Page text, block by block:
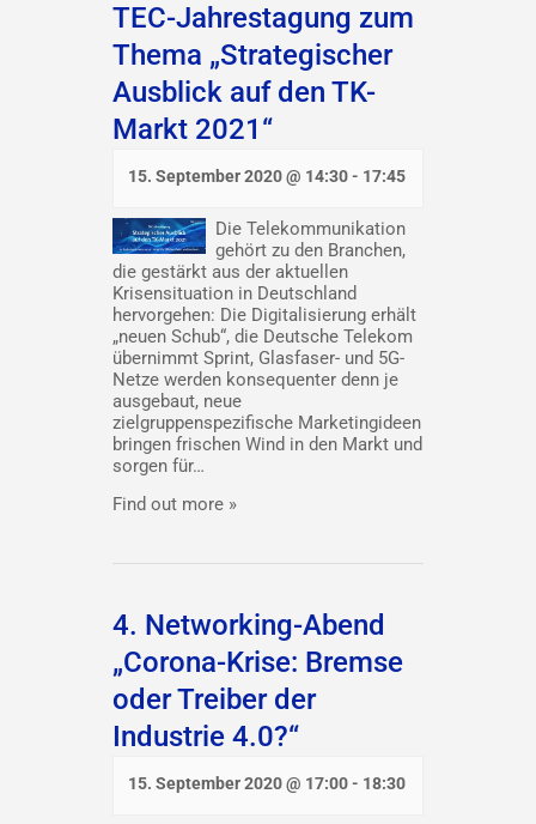
TEC-Jahrestagung zum
Thema „Strategischer
Ausblick auf den TK-
Markt 2021“
15. September 2020 @ 14:30- 17:45
Die Telekommunikation
gehört zu den Branchen,
die gestärkt aus der aktuellen
Krisensituation in Deutschland
hervorgehen: Die Digitalisierung erhält
„neuen Schub“, die Deutsche Telekom
übernimmt Sprint, Glasfaser- und 5G-
Netze werden konsequenter denn je
ausgebaut, neue
zielgruppenspezifische Marketingideen
bringen frischen Wind in den Markt und
sorgen für…
Find out more »
4. Networking-Abend
„Corona-Krise: Bremse
oder Treiber der
Industrie 4.0?“
15. September 2020 @ 17:00- 18:30